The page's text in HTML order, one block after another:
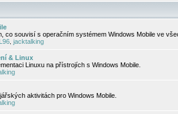
co souvisí s operačním systémem Windows Mobile ve
jacktalking
& Linux
Linuxu na přístrojích s Windows Mobile.
aktivitách pro Windows Mobile.